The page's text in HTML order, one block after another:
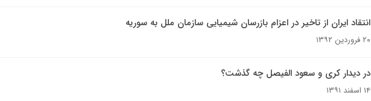
انتقاد ایران از تاخیر در اعزام بازرسان شیمیایی سازمان ملل به سوریه
۲۰ فروردین ۱۳۹۲
در دیدار کری و سعود الفیصل چه گذشت؟
۱۴ اسفند ۱۳۹۱